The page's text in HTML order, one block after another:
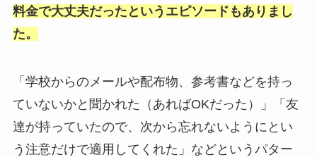
料金で大丈夫だったというエピソードもありまし
た。
「学校からのメールや配布物、参考書などを持っ
ていないかと聞かれた（あればOKだった）」「友
達が持っていたので、次から忘れないようにとい
う注意だけで適用してくれた」などというパター